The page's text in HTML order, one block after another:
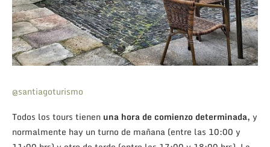
@santiagoturismo
Todos los tours tienen una hora de comienzo determinada, y
normalmente hay un turno de mañana (entre las 10:00 y